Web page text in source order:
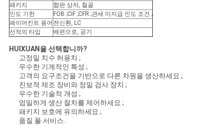
패키지
합판 상자, 철골
인도 기한
FOB ;CIF ;CFR ;관세 미지급 인도 조건 ;
페이머킨트 용어 전신환, LC
선적의 타입
배편으로, 공기
HUIXUAN을 선택합니까?
고정밀 치수 허용차 ;
우수한 기계적인 특성 ;
고객의 요구조건을 기반으로 다른 차원을 생산하세요 ;
진보적 제조 장비와 정밀 검사 장치 ;
우수한 기술적 개성 ;
엄밀하게 생산 절차를 제어하세요 ;
패키지 보호에 유의하세요 ;
품질 풀 서비스.